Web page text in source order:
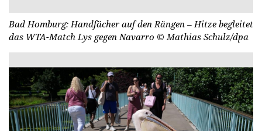
Bad Homburg: Handfächer auf den Rängen – Hitze begleitet
das WTA-Match Lys gegen Navarro © Mathias Schulz/dpa